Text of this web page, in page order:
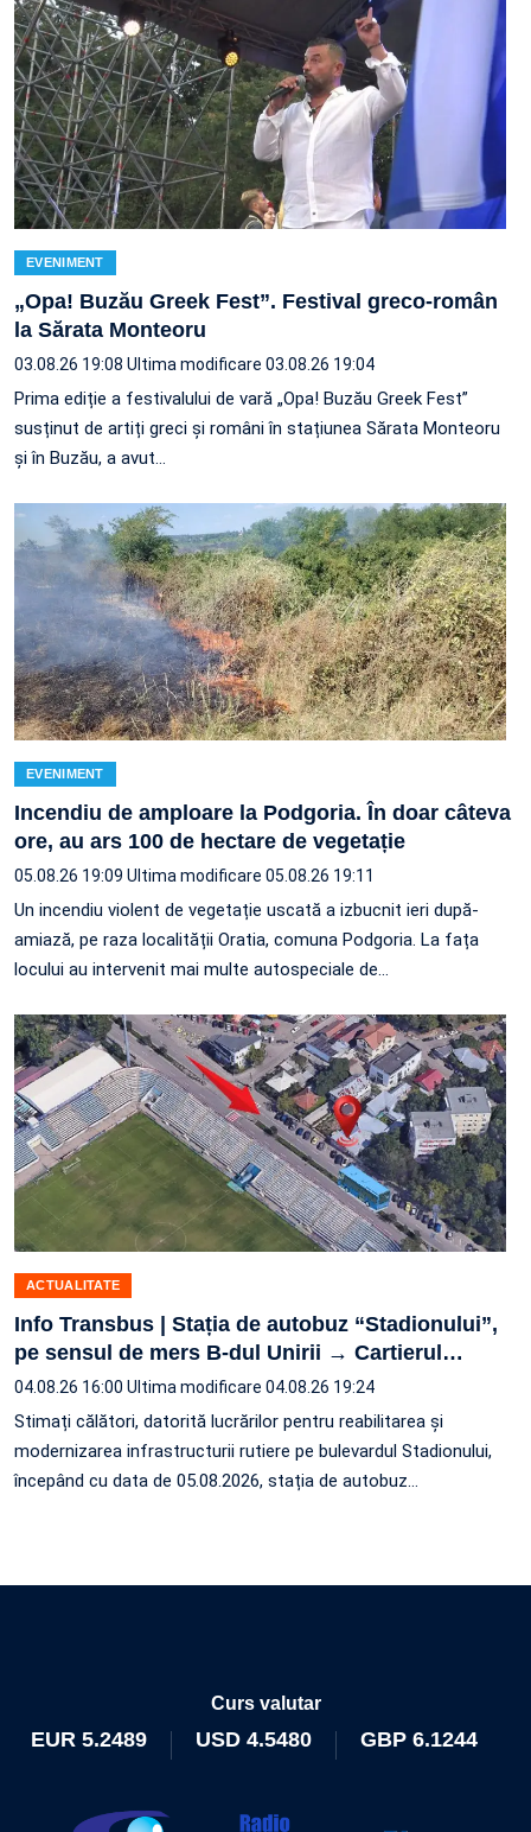
EVENIMENT
„Opa! Buzău Greek Fest”. Festival greco-român
la Sărata Monteoru
03.08.26 19:08 Ultima modificare 03.08.26 19:04
Prima ediție a festivalului de vară „Opa! Buzău Greek Fest”
susținut de artiți greci și români în stațiunea Sărata Monteoru
și în Buzău, a avut…
EVENIMENT
Incendiu de amploare la Podgoria. În doar câteva
ore, au ars 100 de hectare de vegetație
05.08.26 19:09 Ultima modificare 05.08.26 19:11
Un incendiu violent de vegetație uscată a izbucnit ieri după-
amiază, pe raza localității Oratia, comuna Podgoria. La fața
locului au intervenit mai multe autospeciale de…
ACTUALITATE
Info Transbus | Stația de autobuz “Stadionului”,
pe sensul de mers B-dul Unirii → Cartierul…
04.08.26 16:00 Ultima modificare 04.08.26 19:24
Stimați călători, datorită lucrărilor pentru reabilitarea și
modernizarea infrastructurii rutiere pe bulevardul Stadionului,
începând cu data de 05.08.2026, stația de autobuz…
Curs valutar
EUR 5.2489 USD 4.5480 GBP 6.1244